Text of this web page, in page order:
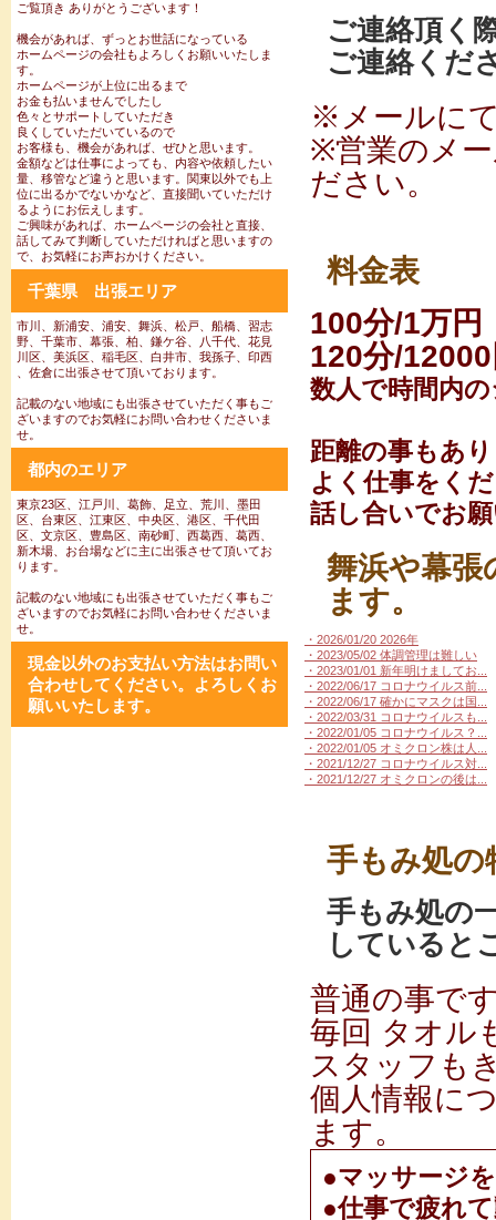
ご覧頂き ありがとうございます！
機会があれば、ずっとお世話になっている
ホームページの会社もよろしくお願いいたしま
す。
ホームページが上位に出るまで
お金も払いませんでしたし
色々とサポートしていただき
良くしていただいているので
お客様も、機会があれば、ぜひと思います。
金額などは仕事によっても、内容や依頼したい
量、移管など違うと思います。関東以外でも上
位に出るかでないかなど、直接聞いていただけ
るようにお伝えします。
ご興味があれば、ホームページの会社と直接、
話してみて判断していただければと思いますの
で、お気軽にお声おかけください。
千葉県 出張エリア
市川、新浦安、浦安、舞浜、松戸、船橋、習志
野、千葉市、幕張、柏、鎌ケ谷、八千代、花見
川区、美浜区、稲毛区、白井市、我孫子、印西
、佐倉に出張させて頂いております。
記載のない地域にも出張させていただく事もご
ざいますのでお気軽にお問い合わせくださいま
せ。
都内のエリア
東京23区、江戸川、葛飾、足立、荒川、墨田
区、台東区、江東区、中央区、港区、千代田
区、文京区、豊島区、南砂町、西葛西、葛西、
新木場、お台場などに主に出張させて頂いてお
ります。
記載のない地域にも出張させていただく事もご
ざいますのでお気軽にお問い合わせくださいま
せ。
現金以外のお支払い方法はお問い
合わせしてください。よろしくお
願いいたします。
ご連絡頂く
ご連絡くだ
※メールに
※営業のメ
ださい。
料金表
100分/1万円
120分/
数人で時間内
距離の事もあ
よく仕事をく
話し合いでお
舞浜や幕張
ます。
・2026/01/20 2026年
・2023/05/02 体調管理は難しい
・2023/01/01 新年明けましてお...
・2022/06/17 コロナウイルス前...
・2022/06/17 確かにマスクは国...
・2022/03/31 コロナウイルスも...
・2022/01/05 コロナウイルス？...
・2022/01/05 オミクロン株は人...
・2021/12/27 コロナウイルス対...
・2021/12/27 オミクロンの後は...
手もみ処
手もみ処の
していると
普通の事で
毎回 タオル
スタッフも
個人情報に
ます。
●マッサージ
●仕事で疲れ